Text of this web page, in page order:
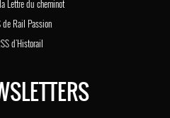
Lettre du cheminot
de Rail Passion
d'Historail